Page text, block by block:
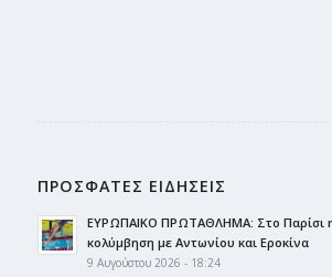
ΠΡΟΣΦΑΤΕΣ ΕΙΔΗΣΕΙΣ
ΕΥΡΩΠΑΙΚΟ ΠΡΩΤΑΘΛΗΜΑ: Στο Παρίσι
κολύμβηση με Αντωνίου και Εροκίνα
9 Αυγούστου 2026 - 18:24